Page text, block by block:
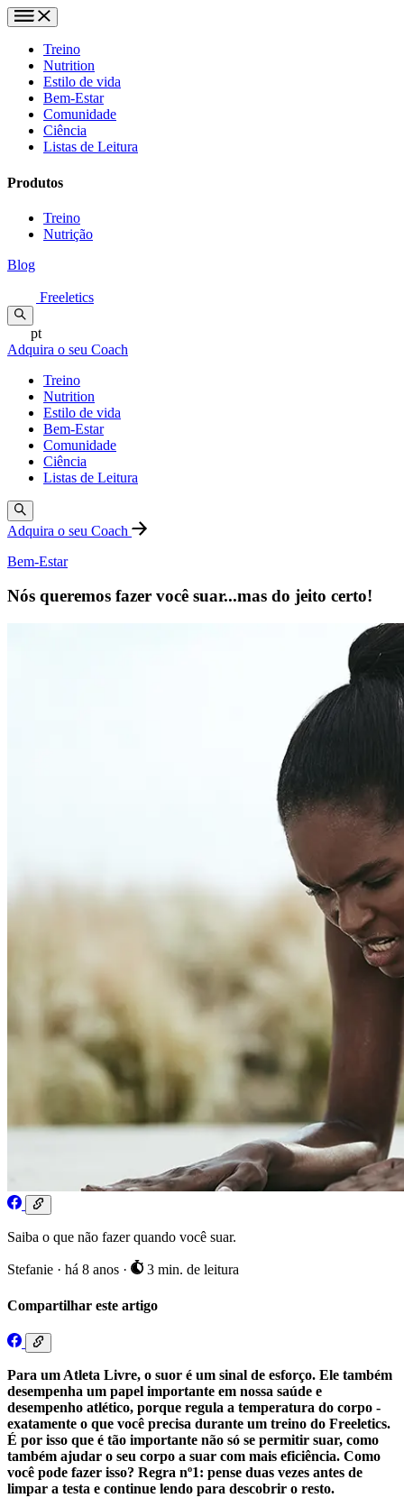
Treino
Nutrition
Estilo de vida
Bem-Estar
Comunidade
Ciência
Listas de Leitura
Produtos
Treino
Nutrição
Blog
Freeletics
pt
Adquira o seu Coach
Treino
Nutrition
Estilo de vida
Bem-Estar
Comunidade
Ciência
Listas de Leitura
Adquira o seu Coach
Bem-Estar
Nós queremos fazer você suar...mas do jeito certo!
Saiba o que não fazer quando você suar.
Stefanie · há 8 anos · 3 min. de leitura
Compartilhar este artigo
Para um Atleta Livre, o suor é um sinal de esforço. Ele também
desempenha um papel importante em nossa saúde e
desempenho atlético, porque regula a temperatura do corpo -
exatamente o que você precisa durante um treino do Freeletics.
É por isso que é tão importante não só se permitir suar, como
também ajudar o seu corpo a suar com mais eficiência. Como
você pode fazer isso? Regra nº1: pense duas vezes antes de
limpar a testa e continue lendo para descobrir o resto.